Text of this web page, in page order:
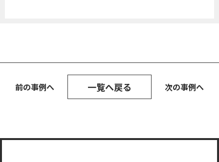
前の事例へ 一覧へ戻る 次の事例へ